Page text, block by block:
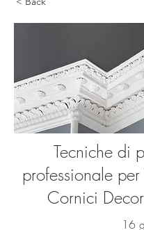
Tecniche di
professionale per
Cornici
16